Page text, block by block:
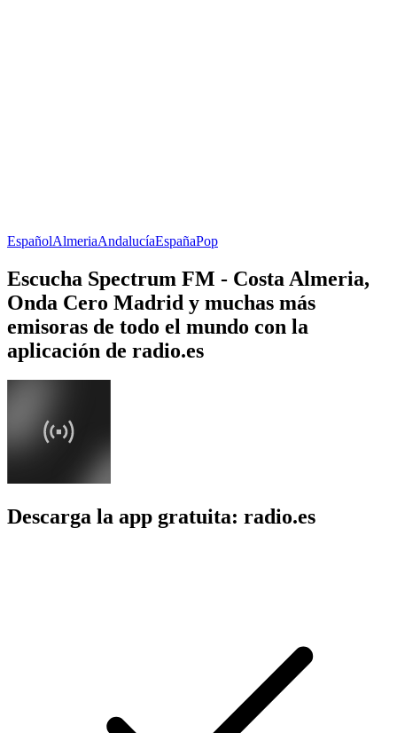
EspañolAlmeriaAndalucíaEspañaPop
Escucha Spectrum FM - Costa Almeria,
Onda Cero Madrid y muchas más
emisoras de todo el mundo con la
aplicación de radio.es
Descarga la app gratuita: radio.es